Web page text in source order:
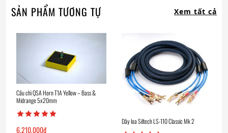
SẢN PHẨM TƯƠNG TỰ Xem tất cả
Cầu chì QSA Horn T1A Yellow – Bass &
Midrange 5x20mm
6.210.000₫
Dây loa Siltech LS-110 Classic Mk 2